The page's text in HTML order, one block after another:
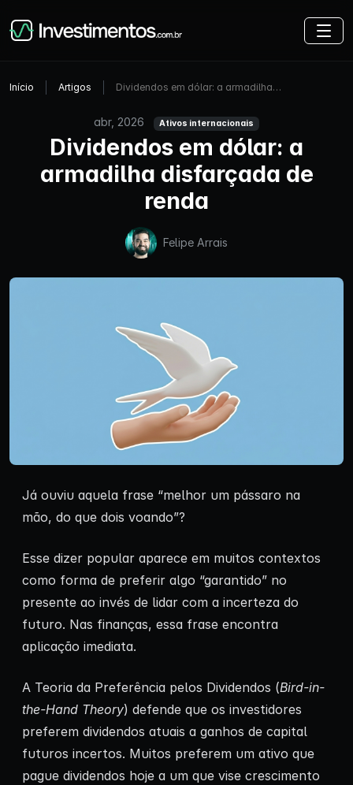
Início Artigos Dividendos em dólar: a armadilha…
abr, 2026 Ativos internacionais
Dividendos em dólar: a
armadilha disfarçada de
renda
Felipe Arrais
Já ouviu aquela frase “melhor um pássaro na
mão, do que dois voando”?
Esse dizer popular aparece em muitos contextos
como forma de preferir algo “garantido” no
presente ao invés de lidar com a incerteza do
futuro. Nas finanças, essa frase encontra
aplicação imediata.
A Teoria da Preferência pelos Dividendos (Bird-in-
the-Hand Theory) defende que os investidores
preferem dividendos atuais a ganhos de capital
futuros incertos. Muitos preferem um ativo que
pague dividendos hoje a um que vise crescimento